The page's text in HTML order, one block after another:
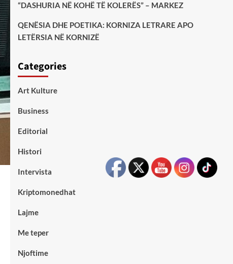
“DASHURIA NË KOHË TË KOLERËS” – MARKEZ
QENËSIA DHE POETIKA: KORNIZA LETRARE APO
LETËRSIA NË KORNIZË
Categories
Art Kulture
Business
Editorial
Histori
Intervista
Kriptomonedhat
Lajme
Me teper
Njoftime